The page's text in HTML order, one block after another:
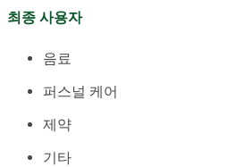
최종 사용자
음료
퍼스널 케어
제약
기타